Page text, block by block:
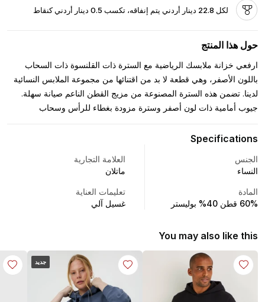
لكل 22.8 دينار أردني يتم إنفاقه، تكسب 0.5 دينار أردني كنقاط
حول هذا المنتج
ارفعي خزانة ملابسك الرياضية مع السترة ذات القلنسوة ذات السحاب
باللون الأصفر، وهي قطعة لا بد من اقتنائها من مجموعة الملابس النسائية
لدينا. تضمن هذه السترة المصنوعة من مزيج القطن الناعم صيانة سهلة.
جيوب أمامية ذات لون أصفر وسترة مزودة بغطاء للرأس وسحاب
Specifications
الجنس
النساء
العلامة التجارية
ماتلان
المادة
60% قطن 40% بوليستر
تعليمات العناية
غسيل آلي
You may also like this
جديد